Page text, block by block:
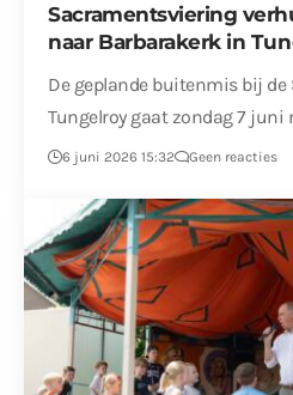
Sacramentsviering
naar Barbarakerk in
De geplande buitenmis bij
Tungelroy gaat zondag 7 juni
6 juni 2026 15:32 Geen reacties